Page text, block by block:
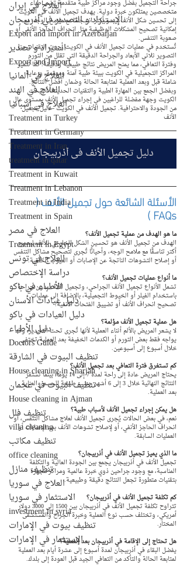
العلاج في إيران
الإستيراد و التصدير في أذربيجان
Export and import in Azerbaijan
استيراد و تصدير
Export and Import
العلاج في ألمانيا
العلاج في الهند
العلاج في إسبانيا
Treatment in Turkey
Treatment in Germany
Treatment in Iran
treatment in qatar
Treatment in Kuwait
Treatment in Lebanon
Treatment in India
Treatment in Spain
العلاج في مصر
Treatment in Egypt
العلاج في تونس
دراسة الإختصاص
الأطباء في باكو
دليل عيادات الأسنان
دليل العيادات في باكو
دليل الأطباء
Doctors Guide
تنظيف البيوت في الشارقة
House cleaning in Sharjah
تنظيف البيوت في عجمان
House cleaning in Ajman
تنظيف فلل
villa cleaning
تنظيف مكاتب
office cleaning
تنظيف منازل
العلاج في سوريا
الاستثمار في سوريا
investment in syria
تنظيف بيوت في الإمارات
الإستثمار في الإمارات
جراحة التجميل بفضل وجود مراكز طبية متقدمة تضم أطباء
متخصصين يمتلكون خبرة دولية. يهدف تجميل الأنف في الكويت
إلى تحسين شكل الأنف ليبدو أكثر انسجامًا مع ملامح الوجه، مع
إمكانية تصحيح المشكلات الوظيفية مثل انحراف الحاجز الأنفي أو
صعوبة التنفس.
تُستخدم في عمليات تجميل الأنف في الكويت أحدث التقنيات مثل
التصوير ثلاثي الأبعاد والجراحة الدقيقة التي تقلل من التورم
وفترة التعافي، مما يمنح المريض نتائج طبيعية ودقيقة. كما تتميز
المراكز التجميلية في الكويت ببيئة طبية آمنة ومعقمة، ورعاية
شاملة قبل وبعد العملية لمتابعة الحالة وضمان أفضل النتائج.
وبفضل الجمع بين المهارة الطبية والتقنيات الحديثة، أصبحت
الكويت وجهة مفضلة للراغبين في إجراء تجميل الأنف بمستوى عالٍ
من الجودة والاحترافية. تجميل الأنف في الكويت - دليل تجميل
الأنف
دليل تجميل الأنف في أذربيجان
الأسئلة الشائعة حول تجميل الأنف (
FAQs )
ما هو الهدف من عملية تجميل الأنف؟
الهدف من تجميل الأنف هو تحسين الشكل الخارجي للأنف ليصبح
أكثر تناسقًا مع ملامح الوجه، وأحيانًا تُجرى لتصحيح مشاكل التنفس
أو إصلاح التشوهات الناتجة عن الإصابات أو العيوب الخَلقية.
ما أنواع عمليات تجميل الأنف؟
تشمل الأنواع تجميل الأنف الجراحي، وتجميل الأنف بدون جراحة
باستخدام الفيلر أو الخيوط التجميلية، بالإضافة إلى عمليات
تصحيح انحراف الأنف أو تضييق الفتحات الأنفية.
هل عملية تجميل الأنف مؤلمة؟
لا يشعر المريض بالألم أثناء العملية لأنها تُجرى تحت التخدير، وقد
يواجه فقط بعض التورم أو الكدمات الخفيفة بعد العملية تختفي
خلال أسبوع إلى أسبوعين.
كم تستغرق فترة التعافي بعد تجميل الأنف؟
يحتاج المريض عادة إلى راحة لمدة 7 إلى 14 يومًا، بينما تستقر
النتائج النهائية خلال 3 إلى 6 أشهر حسب طبيعة الجسم والعناية
بعد العملية.
هل يمكن إجراء تجميل الأنف لأسباب طبية؟
نعم، في بعض الحالات يُجرى تجميل الأنف لعلاج مشاكل التنفس، أو
انحراف الحاجز الأنفي، أو لإصلاح تشوهات الأنف بعد الإصابات أو
العمليات السابقة.
ما الذي يميز تجميل الأنف في أذربيجان؟
تجميل الأنف في أذربيجان يجمع بين الجودة العالية والتكلفة
المناسبة، مع وجود جراحين ذوي خبرة عالمية ومراكز مجهزة
بتقنيات متطورة تجعل النتائج دقيقة وطبيعية.
كم تكلفة تجميل الأنف في أذربيجان؟
تتراوح تكلفة تجميل الأنف في أذربيجان بين 1500 إلى 3000 دولار
أمريكي، وتختلف حسب نوع العملية وخبرة الجراح والمستشفى
المختار.
هل تحتاج إلى الإقامة في أذربيجان بعد العملية؟
يفضل البقاء في أذربيجان لمدة أسبوع إلى عشرة أيام بعد العملية
لمتابعة الحالة والتأكد من التعافي الجيد قبل العودة إلى بلدك.